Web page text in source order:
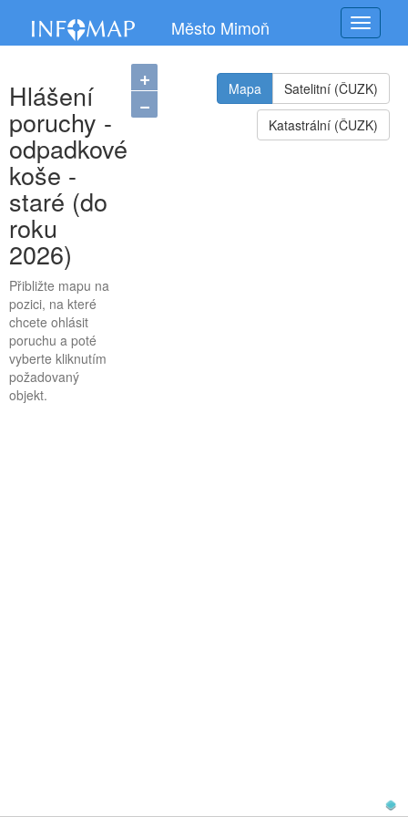
Město Mimoň
+
−
Mapa
Satelitní (ČUZK)
Katastrální (ČUZK)
Hlášení
poruchy -
odpadkové
koše -
staré (do
roku
2026)
Přibližte mapu na
pozici, na které
chcete ohlásit
poruchu a poté
vyberte kliknutím
požadovaný
objekt.